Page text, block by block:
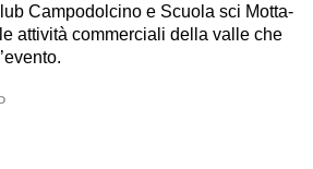
Campodolcino e Scuola sci Motta-
attività commerciali della valle che